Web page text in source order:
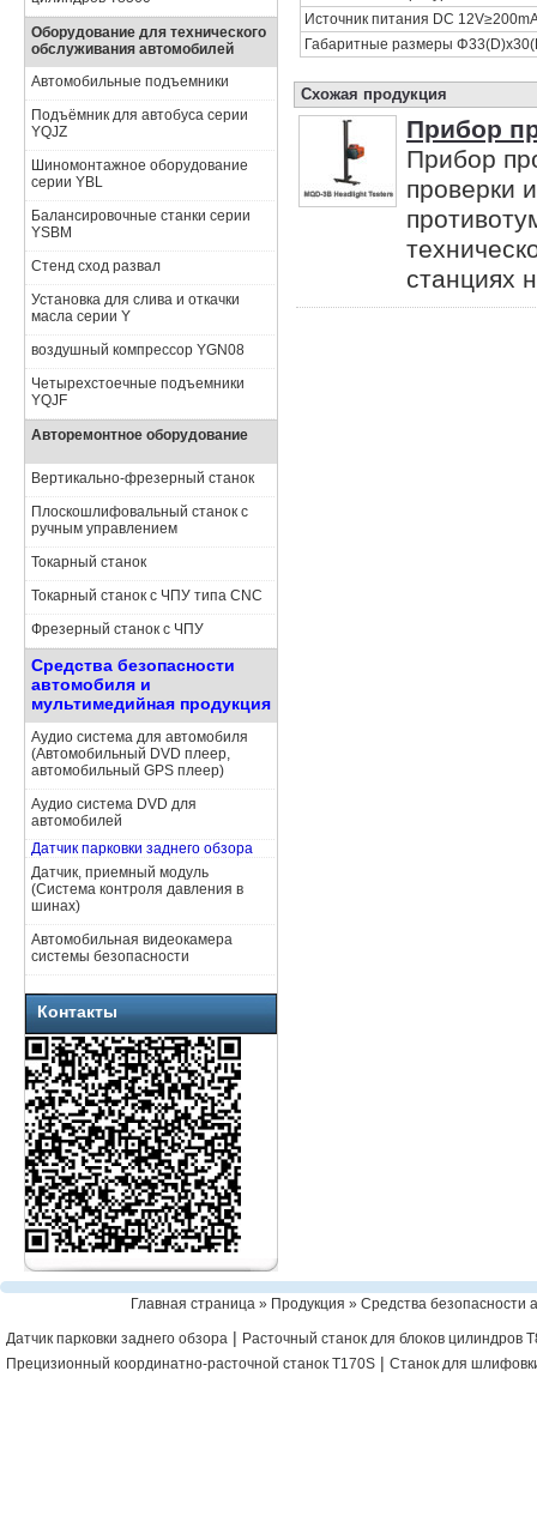
Оборудование для технического
обслуживания автомобилей
Автомобильные подъемники
Подъёмник для автобуса серии
YQJZ
Шиномонтажное оборудование
серии YBL
Балансировочные станки серии
YSBM
Стенд сход развал
Установка для слива и откачки
масла серии Y
воздушный компрессор YGN08
Четырехстоечные подъемники
YQJF
Авторемонтное оборудование
Вертикально-фрезерный станок
Плоскошлифовальный станок с
ручным управлением
Токарный станок
Токарный станок с ЧПУ типа CNC
Фрезерный станок с ЧПУ
Средства безопасности
автомобиля и
мультимедийная продукция
Аудио система для автомобиля
(Автомобильный DVD плеер,
автомобильный GPS плеер)
Аудио система DVD для
автомобилей
Датчик парковки заднего обзора
Датчик, приемный модуль
(Система контроля давления в
шинах)
Автомобильная видеокамера
системы безопасности
Контакты
Источник питания DC
Габаритные размеры
Схожая продукция
Прибор
Прибор
проверки
станциях
Главная страница » Продукция » Средства безопасности
Датчик парковки заднего обзора | Расточный станок для блоков цилиндров
Прецизионный координатно-расточной станок T170S | Станок для